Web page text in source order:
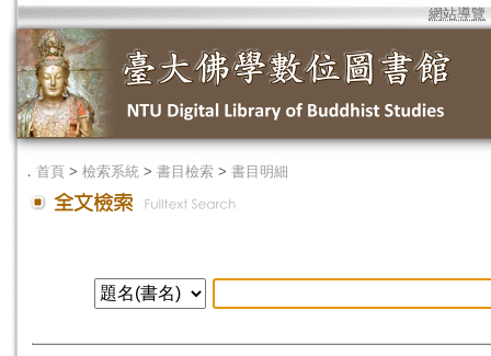
網站導覽
． 首頁 > 檢索系統 > 書目檢索 > 書目明細